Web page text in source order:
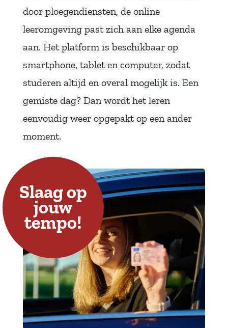
door ploegendiensten, de online
leeromgeving past zich aan elke agenda
aan. Het platform is beschikbaar op
smartphone, tablet en computer, zodat
studeren altijd en overal mogelijk is. Een
gemiste dag? Dan wordt het leren
eenvoudig weer opgepakt op een ander
moment.
Slaag op
jouw
tempo!